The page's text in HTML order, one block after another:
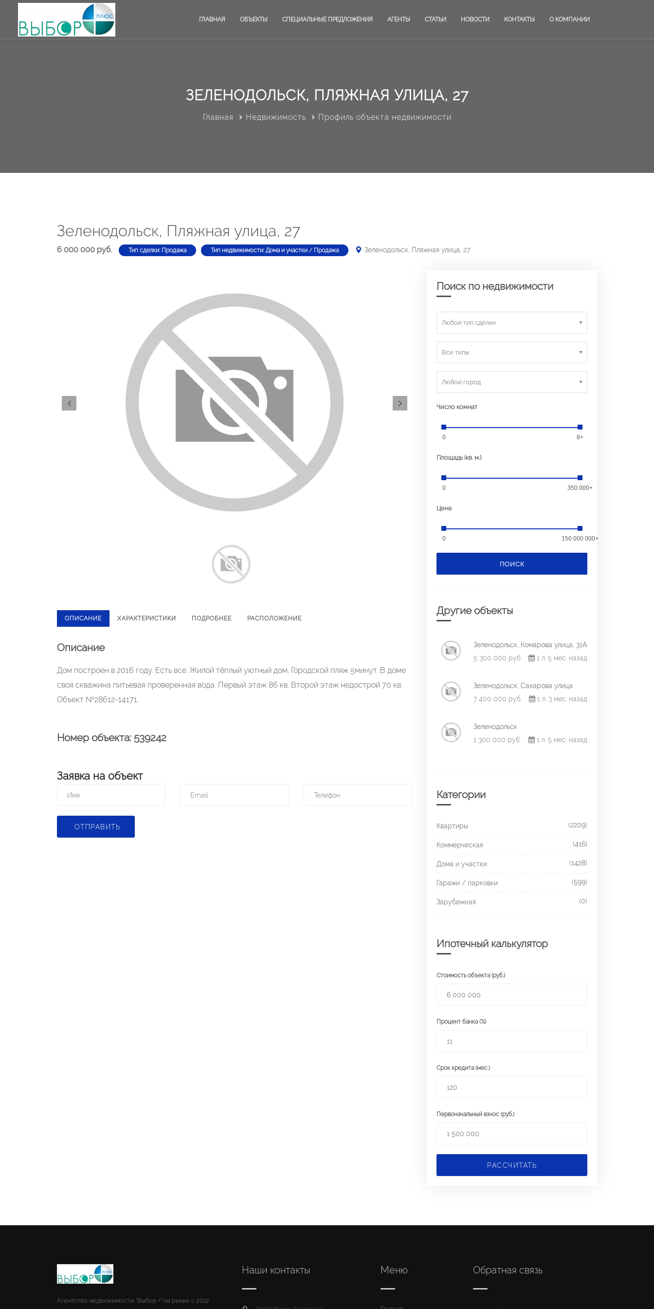
ГЛАВНАЯ ОБЪЕКТЫ СПЕЦИАЛЬНЫЕ ПРЕДЛОЖЕНИЯ АГЕНТЫ СТАТЬИ НОВОСТИ КОНТАКТЫ О КОМПАНИИ
ЗЕЛЕНОДОЛЬСК, ПЛЯЖНАЯ УЛИЦА, 27
Главная Недвижимость Профиль объекта недвижимости
Зеленодольск, Пляжная улица, 27
6 000 000 руб. Тип сделки: Продажа Тип недвижимости: Дома и участки / Продажа Зеленодольск, Пляжная улица, 27
ОПИСАНИЕ ХАРАКТЕРИСТИКИ ПОДРОБНЕЕ РАСПОЛОЖЕНИЕ
Описание
Дом построен в 2016 году. Есть все. Жилой тёплый уютный дом. Городской пляж 5минут. В доме
своя скважина питьевая проверенная вода. Первый этаж 86 кв. Второй этаж недострой 70 кв.
Объект №28612-14171.
Номер объекта: 539242
Заявка на объект
ОТПРАВИТЬ
Поиск по недвижимости
Любой тип сделки
Все типы
Любой город
Число комнат
0 8+
Площадь (кв. м.)
0 350 000+
Цена
0 150 000 000+
ПОИСК
Другие объекты
Зеленодольск, Комарова улица, 31А
5 300 000 руб.
1 л. 5 мес. назад
Зеленодольск, Сахарова улица
7 400 000 руб.
1 л. 3 мес. назад
Зеленодольск
1 300 000 руб.
1 л. 5 мес. назад
Категории
Квартиры (2209)
Коммерческая (416)
Дома и участки (1428)
Гаражи / парковки (599)
Зарубежная (0)
Ипотечный калькулятор
Стоимость объекта (руб.)
Процент банка (%)
Срок кредита (мес.)
Первоначальный взнос (руб.)
РАССЧИТАТЬ
Агентство недвижимости "Выбор +" на рынке с 2012
Наши контакты Меню Обратная связь